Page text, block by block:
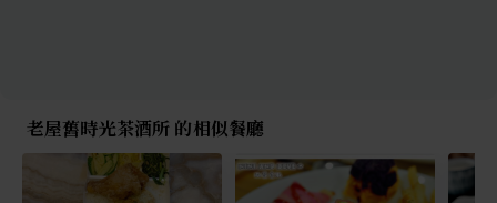
老屋舊時光茶酒所 的相似餐廳